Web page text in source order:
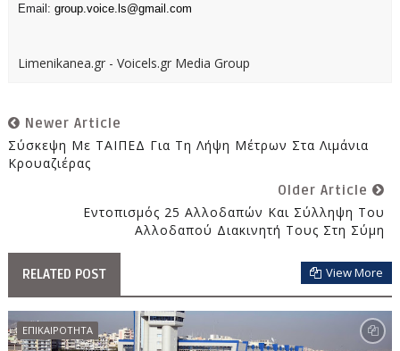
Email: group.voice.ls@gmail.com
Limenikanea.gr - Voicels.gr Media Group
Newer Article
Σύσκεψη Με ΤΑΙΠΕΔ Για Τη Λήψη Μέτρων Στα Λιμάνια
Κρουαζιέρας
Older Article
Εντοπισμός 25 Αλλοδαπών Και Σύλληψη Του
Αλλοδαπού Διακινητή Τους Στη Σύμη
RELATED POST View More
ΕΠΙΚΑΙΡΟΤΗΤΑ